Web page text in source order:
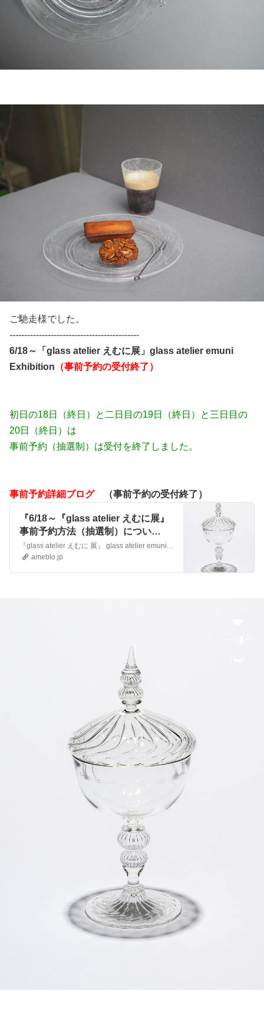
ご馳走様でした。
--------------------------------------------
6/18～「glass atelier えむに展」glass atelier emuni
Exhibition （事前予約の受付終了）
初日の18日（終日）と二日目の19日（終日）と三日目の
20日（終日）は
事前予約（抽選制）は受付を終了しました。
事前予約詳細ブログ （事前予約の受付終了）
『6/18～『glass atelier えむに展』
事前予約方法（抽選制）につい
て！』
ameblo.jp